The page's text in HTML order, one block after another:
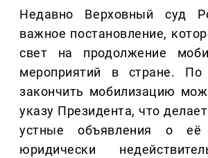
Недавно Верховный суд
важное постановление,
свет на продолжение
мероприятий в стране. По
закончить мобилизацию
указу Президента, что
устные объявления о её
юридически